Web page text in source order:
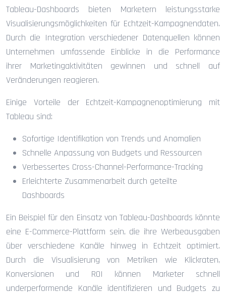
Tableau-Dashboards bieten Marketern leistungsstarke
Visualisierungsmöglichkeiten für Echtzeit-Kampagnendaten.
Durch die Integration verschiedener Datenquellen können
Unternehmen umfassende Einblicke in die Performance
ihrer Marketingaktivitäten gewinnen und schnell auf
Veränderungen reagieren.
Einige Vorteile der Echtzeit-Kampagnenoptimierung mit
Tableau sind:
Sofortige Identifikation von Trends und Anomalien
Schnelle Anpassung von Budgets und Ressourcen
Verbessertes Cross-Channel-Performance-Tracking
Erleichterte Zusammenarbeit durch geteilte
Dashboards
Ein Beispiel für den Einsatz von Tableau-Dashboards könnte
eine E-Commerce-Plattform sein, die ihre Werbeausgaben
über verschiedene Kanäle hinweg in Echtzeit optimiert.
Durch die Visualisierung von Metriken wie Klickraten,
Konversionen und ROI können Marketer schnell
underperformende Kanäle identifizieren und Budgets zu